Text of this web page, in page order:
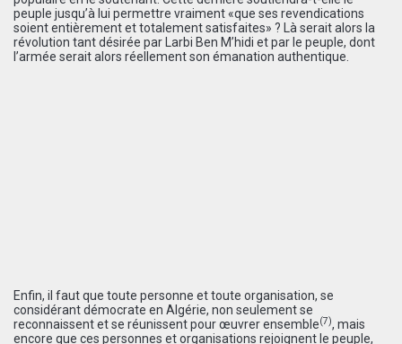
peuple jusqu’à lui permettre vraiment «que ses revendications
soient entièrement et totalement satisfaites» ? Là serait alors la
révolution tant désirée par Larbi Ben M’hidi et par le peuple, dont
l’armée serait alors réellement son émanation authentique.
Enfin, il faut que toute personne et toute organisation, se
considérant démocrate en Algérie, non seulement se
reconnaissent et se réunissent pour œuvrer ensemble(7), mais
encore que ces personnes et organisations rejoignent le peuple,